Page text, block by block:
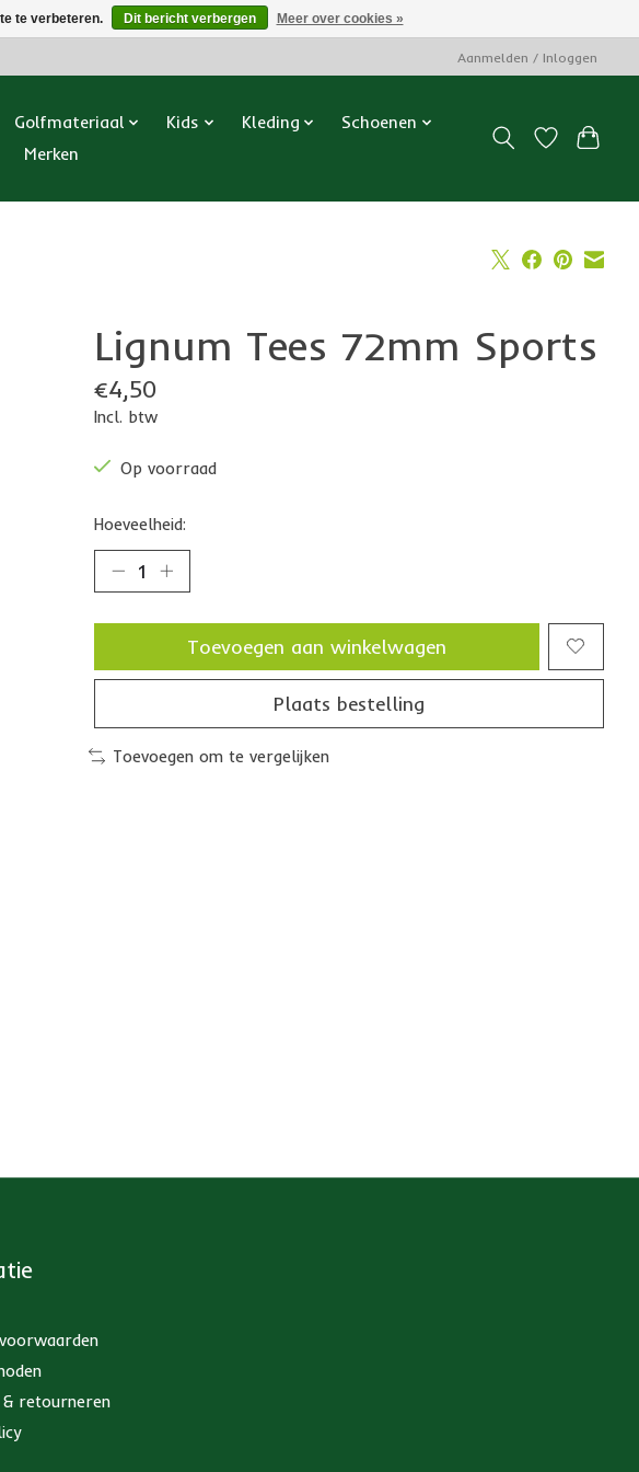
Aanmelden / Inloggen
Golfmateriaal Kids Kleding
Schoenen
Merken
Lignum Tees 72mm Sports
€4,50
Incl. btw
Op voorraad
Hoeveelheid:
Toevoegen aan winkelwagen
Plaats bestelling
Toevoegen om te vergelijken
& retourneren
te verbeteren. Dit bericht verbergen Meer over cookies »